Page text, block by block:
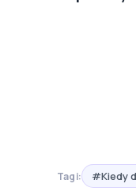
Tagi: #Kiedy